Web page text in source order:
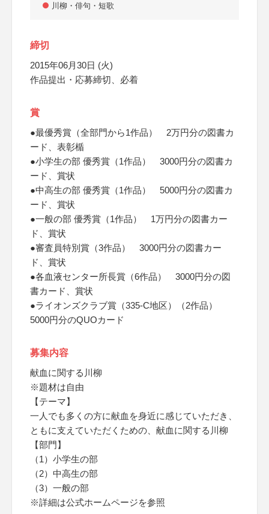
川柳・俳句・短歌
締切
2015年06月30日 (火)
作品提出・応募締切、必着
賞
●最優秀賞（全部門から1作品） 2万円分の図書カ
ード、表彰楯
●小学生の部 優秀賞（1作品） 3000円分の図書カ
ード、賞状
●中高生の部 優秀賞（1作品） 5000円分の図書カ
ード、賞状
●一般の部 優秀賞（1作品） 1万円分の図書カー
ド、賞状
●審査員特別賞（3作品） 3000円分の図書カー
ド、賞状
●各血液センター所長賞（6作品） 3000円分の図
書カード、賞状
●ライオンズクラブ賞（335-C地区）（2作品）
5000円分のQUOカード
募集内容
献血に関する川柳
※題材は自由
【テーマ】
一人でも多くの方に献血を身近に感じていただき、
ともに支えていただくための、献血に関する川柳
【部門】
（1）小学生の部
（2）中高生の部
（3）一般の部
※詳細は公式ホームページを参照